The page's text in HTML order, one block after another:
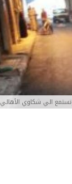
الي شكاوي الأهالي